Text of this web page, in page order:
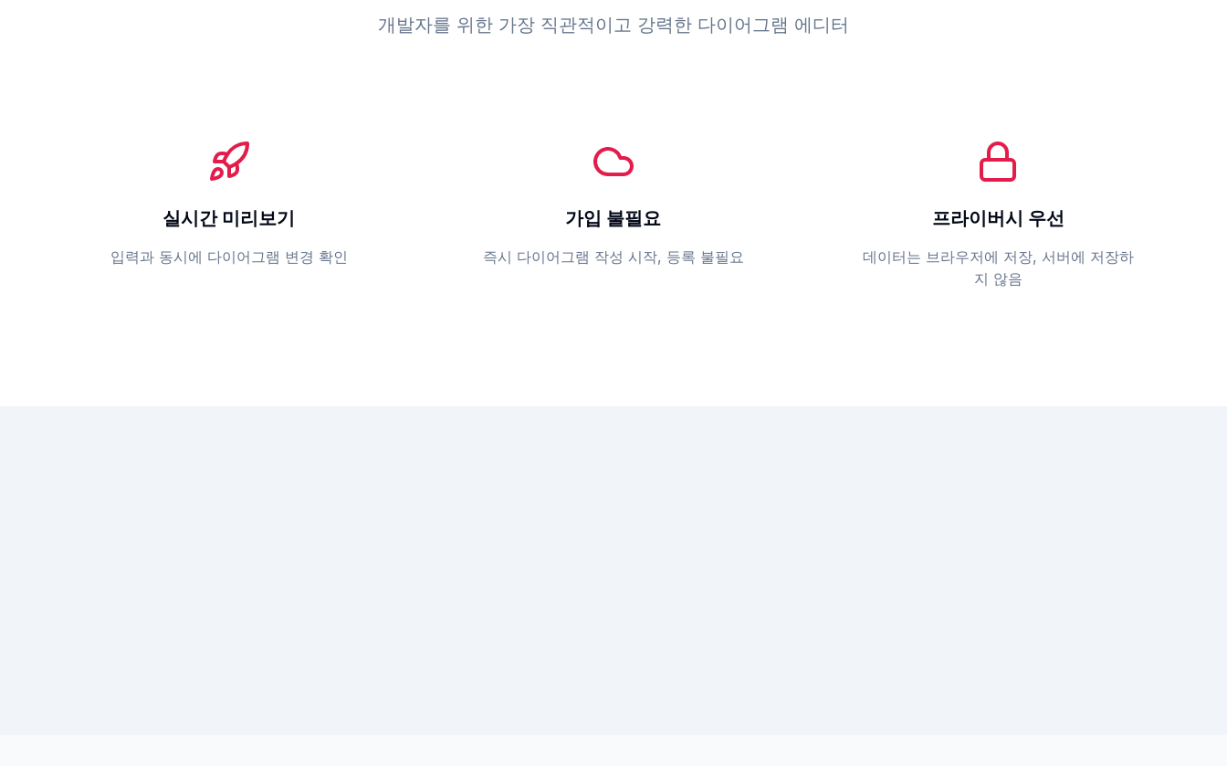
개발자를 위한 가장 직관적이고 강력한 다이어그램 에디터
실시간 미리보기
입력과 동시에 다이어그램 변경 확인
가입 불필요
즉시 다이어그램 작성 시작, 등록 불필요
프라이버시 우선
데이터는 브라우저에 저장, 서버에 저장하
지 않음